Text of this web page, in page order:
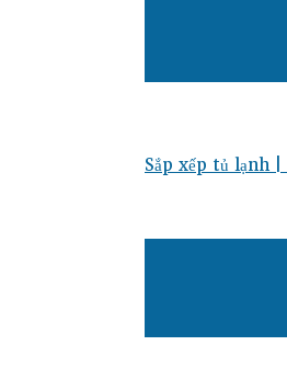
Sắp xếp tủ lạnh |